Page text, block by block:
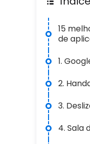
15
de
1.
2.
3.
4. Sala